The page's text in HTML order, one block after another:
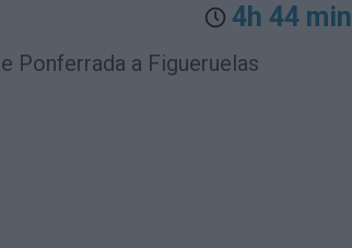
4h 44 min
Ponferrada a Figueruelas